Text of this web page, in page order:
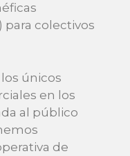
para colectivos
únicos
en los
al público
de